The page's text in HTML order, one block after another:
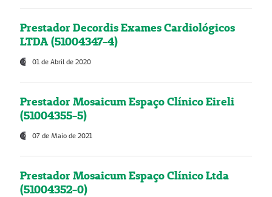
Prestador Decordis Exames Cardiológicos
LTDA (51004347-4)
01 de Abril de 2020
Prestador Mosaicum Espaço Clínico Eireli
(51004355-5)
07 de Maio de 2021
Prestador Mosaicum Espaço Clínico Ltda
(51004352-0)